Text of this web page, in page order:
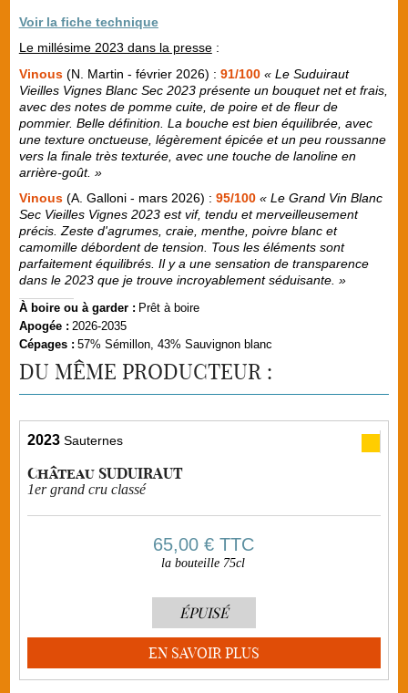
Voir la fiche technique
Le millésime 2023 dans la presse:
Vinous (N. Martin - février 2026) : 91/100 « Le Suduiraut
Vieilles Vignes Blanc Sec 2023 présente un bouquet net et frais,
avec des notes de pomme cuite, de poire et de fleur de
pommier. Belle définition. La bouche est bien équilibrée, avec
une texture onctueuse, légèrement épicée et un peu roussanne
vers la finale très texturée, avec une touche de lanoline en
arrière-goût. »
Vinous (A. Galloni - mars 2026) : 95/100 « Le Grand Vin Blanc
Sec Vieilles Vignes 2023 est vif, tendu et merveilleusement
précis. Zeste d'agrumes, craie, menthe, poivre blanc et
camomille débordent de tension. Tous les éléments sont
parfaitement équilibrés. Il y a une sensation de transparence
dans le 2023 que je trouve incroyablement séduisante. »
À boire ou à garder : Prêt à boire
Apogée : 2026-2035
Cépages : 57% Sémillon, 43% Sauvignon blanc
DU MÊME PRODUCTEUR :
2023 Sauternes
Château SUDUIRAUT
1er grand cru classé
65,00 €TTC
la bouteille 75cl
ÉPUISÉ
EN SAVOIR PLUS